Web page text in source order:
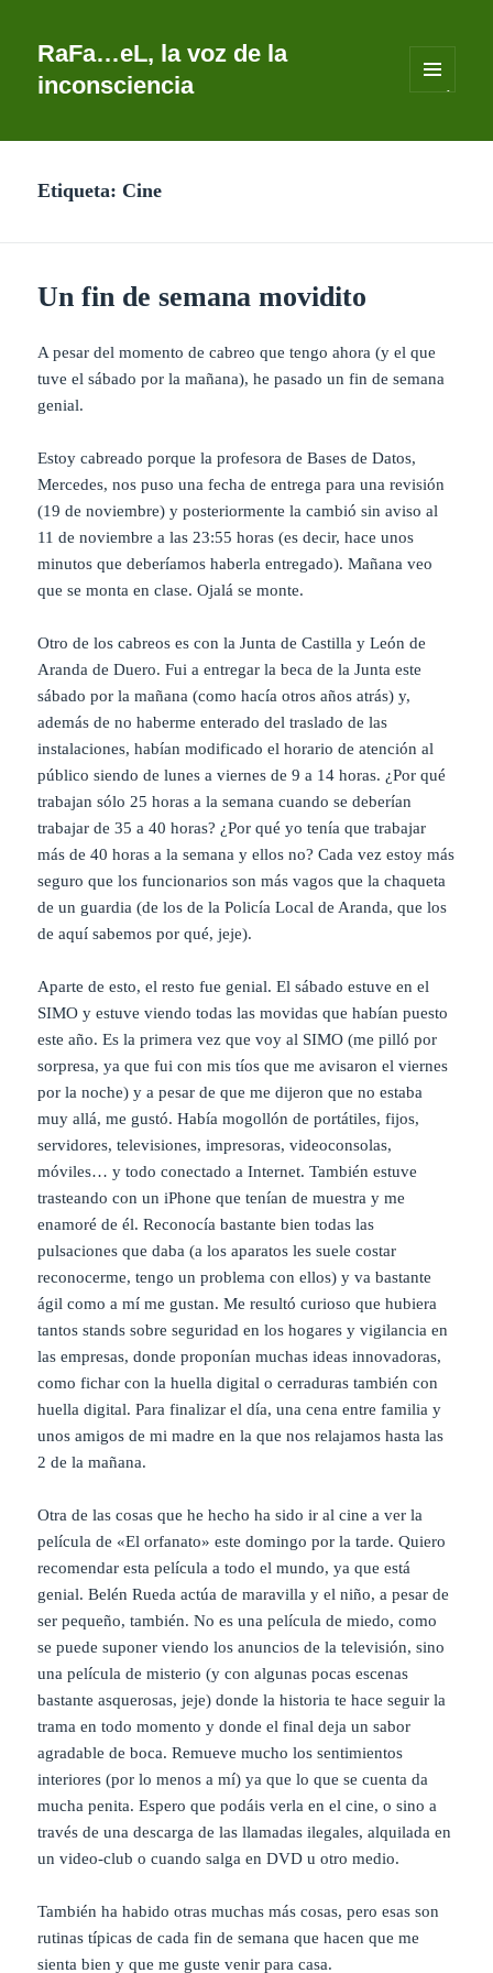
RaFa…eL, la voz de la
inconsciencia
Etiqueta: Cine
Un fin de semana movidito
A pesar del momento de cabreo que tengo ahora (y el que
tuve el sábado por la mañana), he pasado un fin de semana
genial.
Estoy cabreado porque la profesora de Bases de Datos,
Mercedes, nos puso una fecha de entrega para una revisión
(19 de noviembre) y posteriormente la cambió sin aviso al
11 de noviembre a las 23:55 horas (es decir, hace unos
minutos que deberíamos haberla entregado). Mañana veo
que se monta en clase. Ojalá se monte.
Otro de los cabreos es con la Junta de Castilla y León de
Aranda de Duero. Fui a entregar la beca de la Junta este
sábado por la mañana (como hacía otros años atrás) y,
además de no haberme enterado del traslado de las
instalaciones, habían modificado el horario de atención al
público siendo de lunes a viernes de 9 a 14 horas. ¿Por qué
trabajan sólo 25 horas a la semana cuando se deberían
trabajar de 35 a 40 horas? ¿Por qué yo tenía que trabajar
más de 40 horas a la semana y ellos no? Cada vez estoy más
seguro que los funcionarios son más vagos que la chaqueta
de un guardia (de los de la Policía Local de Aranda, que los
de aquí sabemos por qué, jeje).
Aparte de esto, el resto fue genial. El sábado estuve en el
SIMO y estuve viendo todas las movidas que habían puesto
este año. Es la primera vez que voy al SIMO (me pilló por
sorpresa, ya que fui con mis tíos que me avisaron el viernes
por la noche) y a pesar de que me dijeron que no estaba
muy allá, me gustó. Había mogollón de portátiles, fijos,
servidores, televisiones, impresoras, videoconsolas,
móviles… y todo conectado a Internet. También estuve
trasteando con un iPhone que tenían de muestra y me
enamoré de él. Reconocía bastante bien todas las
pulsaciones que daba (a los aparatos les suele costar
reconocerme, tengo un problema con ellos) y va bastante
ágil como a mí me gustan. Me resultó curioso que hubiera
tantos stands sobre seguridad en los hogares y vigilancia en
las empresas, donde proponían muchas ideas innovadoras,
como fichar con la huella digital o cerraduras también con
huella digital. Para finalizar el día, una cena entre familia y
unos amigos de mi madre en la que nos relajamos hasta las
2 de la mañana.
Otra de las cosas que he hecho ha sido ir al cine a ver la
película de «El orfanato» este domingo por la tarde. Quiero
recomendar esta película a todo el mundo, ya que está
genial. Belén Rueda actúa de maravilla y el niño, a pesar de
ser pequeño, también. No es una película de miedo, como
se puede suponer viendo los anuncios de la televisión, sino
una película de misterio (y con algunas pocas escenas
bastante asquerosas, jeje) donde la historia te hace seguir la
trama en todo momento y donde el final deja un sabor
agradable de boca. Remueve mucho los sentimientos
interiores (por lo menos a mí) ya que lo que se cuenta da
mucha penita. Espero que podáis verla en el cine, o sino a
través de una descarga de las llamadas ilegales, alquilada en
un video-club o cuando salga en DVD u otro medio.
También ha habido otras muchas más cosas, pero esas son
rutinas típicas de cada fin de semana que hacen que me
sienta bien y que me guste venir para casa.